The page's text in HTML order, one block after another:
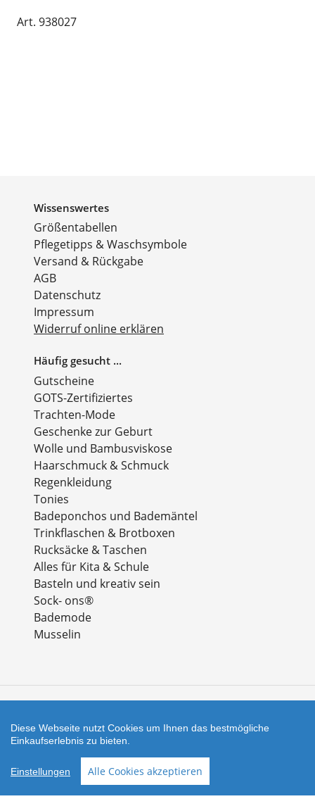
Art. 938027
Wissenswertes
Größentabellen
Pflegetipps & Waschsymbole
Versand & Rückgabe
AGB
Datenschutz
Impressum
Widerruf online erklären
Häufig gesucht ...
Gutscheine
GOTS-Zertifiziertes
Trachten-Mode
Geschenke zur Geburt
Wolle und Bambusviskose
Haarschmuck & Schmuck
Regenkleidung
Tonies
Badeponchos und Bademäntel
Trinkflaschen & Brotboxen
Rucksäcke & Taschen
Alles für Kita & Schule
Basteln und kreativ sein
Sock- ons®
Bademode
Musselin
Facebook
Instagram
Shop erstellt mit
VersaCommerce.
Besuche uns auch auf lieber-
lokal.de
Diese Webseite nutzt Cookies um Ihnen das bestmögliche
Einkaufserlebnis zu bieten.
Einstellungen Alle Cookies akzeptieren